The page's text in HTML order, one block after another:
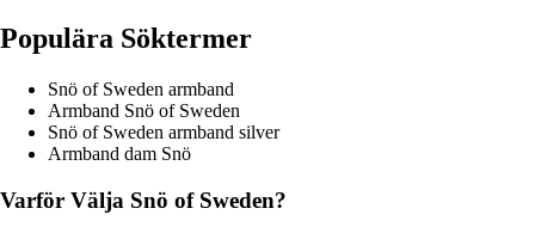
Populära Söktermer
Snö of Sweden armband
Armband Snö of Sweden
Snö of Sweden armband silver
Armband dam Snö
Varför Välja Snö of Sweden?